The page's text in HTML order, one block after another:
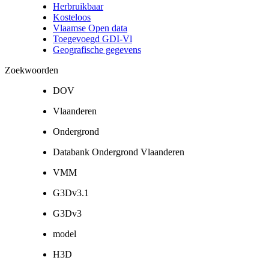
Herbruikbaar
Kosteloos
Vlaamse Open data
Toegevoegd GDI-Vl
Geografische gegevens
Zoekwoorden
DOV
Vlaanderen
Ondergrond
Databank Ondergrond Vlaanderen
VMM
G3Dv3.1
G3Dv3
model
H3D